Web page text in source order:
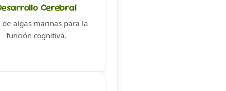
Cerebral
de algas marinas para la
función cognitiva.